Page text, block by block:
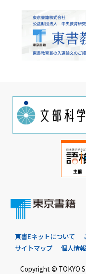
東書Eネットについて
サイトマップ
個人情
Copyright © TOKYO